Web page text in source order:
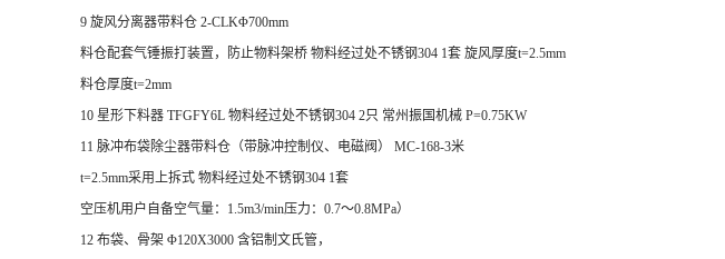
9 旋风分离器带料仓 2-CLKΦ700mm
料仓配套气锤振打装置，防止物料架桥 物料经过处不锈钢304 1套 旋风厚度t=2.5mm
料仓厚度t=2mm
10 星形下料器 TFGFY6L 物料经过处不锈钢304 2只 常州振国机械 P=0.75KW
11 脉冲布袋除尘器带料仓（带脉冲控制仪、电磁阀） MC-168-3米
t=2.5mm采用上拆式 物料经过处不锈钢304 1套
空压机用户自备空气量：1.5m3/min压力：0.7～0.8MPa）
12 布袋、骨架 Φ120X3000 含铝制文氏管，